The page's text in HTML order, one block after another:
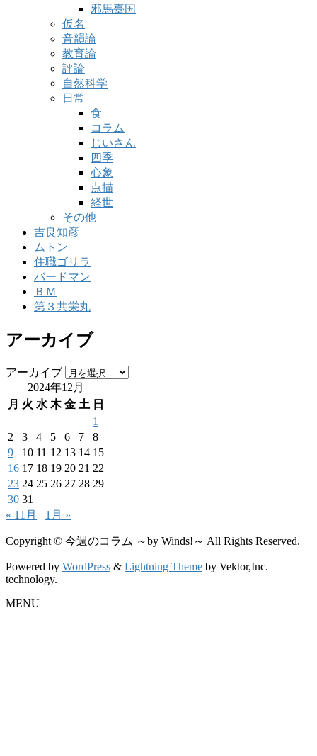
邪馬臺国
仮名
音韻論
教育論
評論
自然科学
日常
食
コラム
じいさん
四季
心象
点描
経世
その他
吉良知彦
ムトン
住職ゴリラ
バードマン
ＢＭ
第３共栄丸
アーカイブ
アーカイブ
2024年12月
月 火 水 木 金 土 日
1
2
3 4 5 6 7
8
9
10 11 12 13 14 15
16 17 18 19 20 21 22
23 24 25 26 27 28 29
30 31
« 11月
1月 »
Copyright © 今週のコラム ～by Winds!～ All Rights Reserved.
Powered by WordPress & Lightning Theme by Vektor,Inc.
technology.
MENU